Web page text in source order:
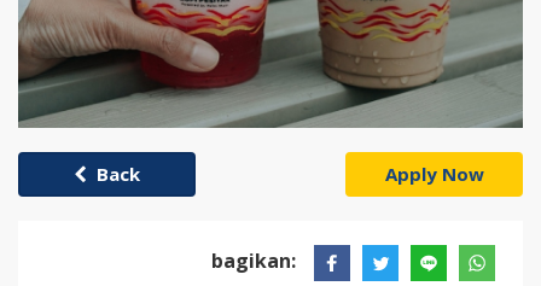
Back Apply Now
bagikan: